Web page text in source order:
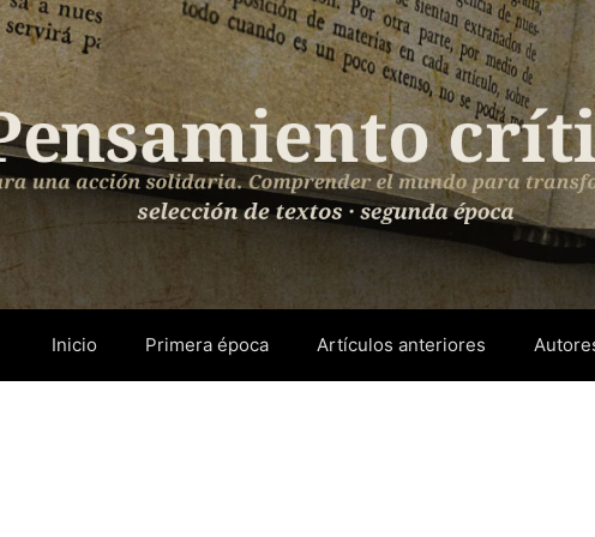
Inicio Primera época Artículos anteriores